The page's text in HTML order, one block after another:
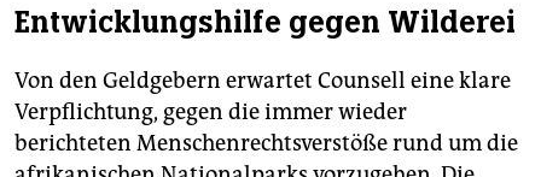
Entwicklungshilfe gegen Wilderei
Von den Geldgebern erwartet Counsell eine klare
Verpflichtung, gegen die immer wieder
berichteten Menschenrechtsverstöße rund um die